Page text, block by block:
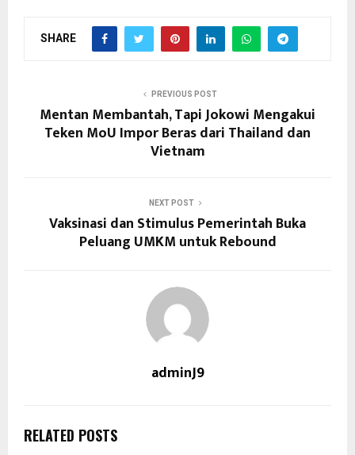
SHARE
PREVIOUS POST
Mentan Membantah, Tapi Jokowi Mengakui
Teken MoU Impor Beras dari Thailand dan
Vietnam
NEXT POST
Vaksinasi dan Stimulus Pemerintah Buka
Peluang UMKM untuk Rebound
adminJ9
RELATED POSTS